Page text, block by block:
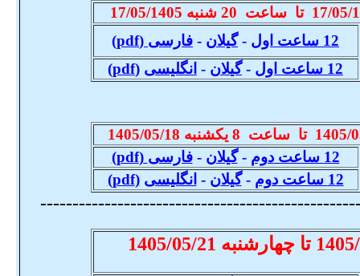
/05/ تا ساعت 20 شنبه /05/1405
12 ساعت اول
-گیلان - فارسی (
pdf
)
12 ساعت اول
-گیلان - انگلیسی (
pdf
)
/ تا ساعت 8 یکشنبه 1405/05/18
12 ساعت
دوم -گیلان -فارسی (
pdf
)
12 ساعت
دوم -گیلان - انگلیسی (
pdf
)
تا چهار‌شنبه 1405/ 05/21